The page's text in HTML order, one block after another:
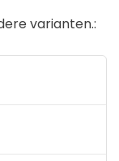
varianten.: